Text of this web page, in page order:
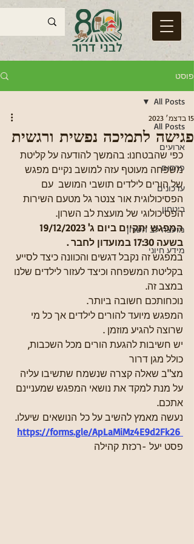
פוסט
All Posts
ארועים
פרסום
עדכונים
ביטחון
מועצה לב השרון
מידע חיוני
All Posts
פגישה לתמיכה נפשית ורגשית
15 בדצמ׳ 2023
כפי שהבטחנו: בהמשך להודעה על קליטת
משפחה מעוטף עזה למושב נקיים מפגש
של הורים לילדים תושבי המושב  עם
הפסיכולוגית אור צנטר גל מטעם השירות
הפסיכולוגי של מועצת לב השרון.
בשעה 17:30 במועדון לחבר .
במפגש זה נקבל דגשים והכוונה כיצד לסייע
בקליטת המשפחה וכיצד לעזור לילדים שלנו
במצב זה.
נוכחותכם חשובה ביותר.
המפגש מיועד להורים לילדים אך כל מי
שרוצה להגיע מוזמן .
יש חשיבות להגעת הורים מכל השכבות,
כולל מגן דרור
מצ"ב שאלה קצרה שנשמח שתשיבו עליה
על מנת למקד את נושאי המפגש שמעניינם
אתכם.
נעשה מאמץ להשיב על כל הנושאים שיעלו.
https://forms.gle/ApLaMiMz4E9d2Fk26
פסט יעל -רכזת קהילה